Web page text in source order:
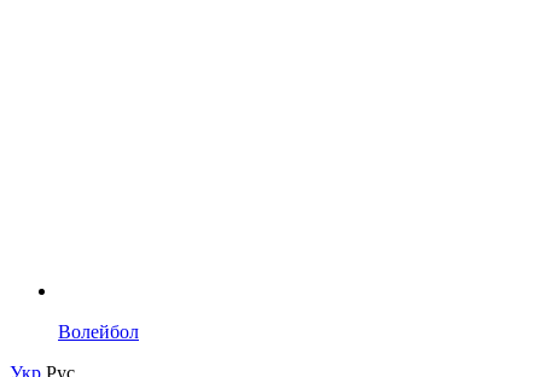
Волейбол
Укр Рус